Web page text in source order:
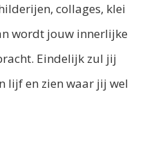
collages, klei
wordt jouw innerlijke
Eindelijk zul jij
lijf en zien waar jij wel